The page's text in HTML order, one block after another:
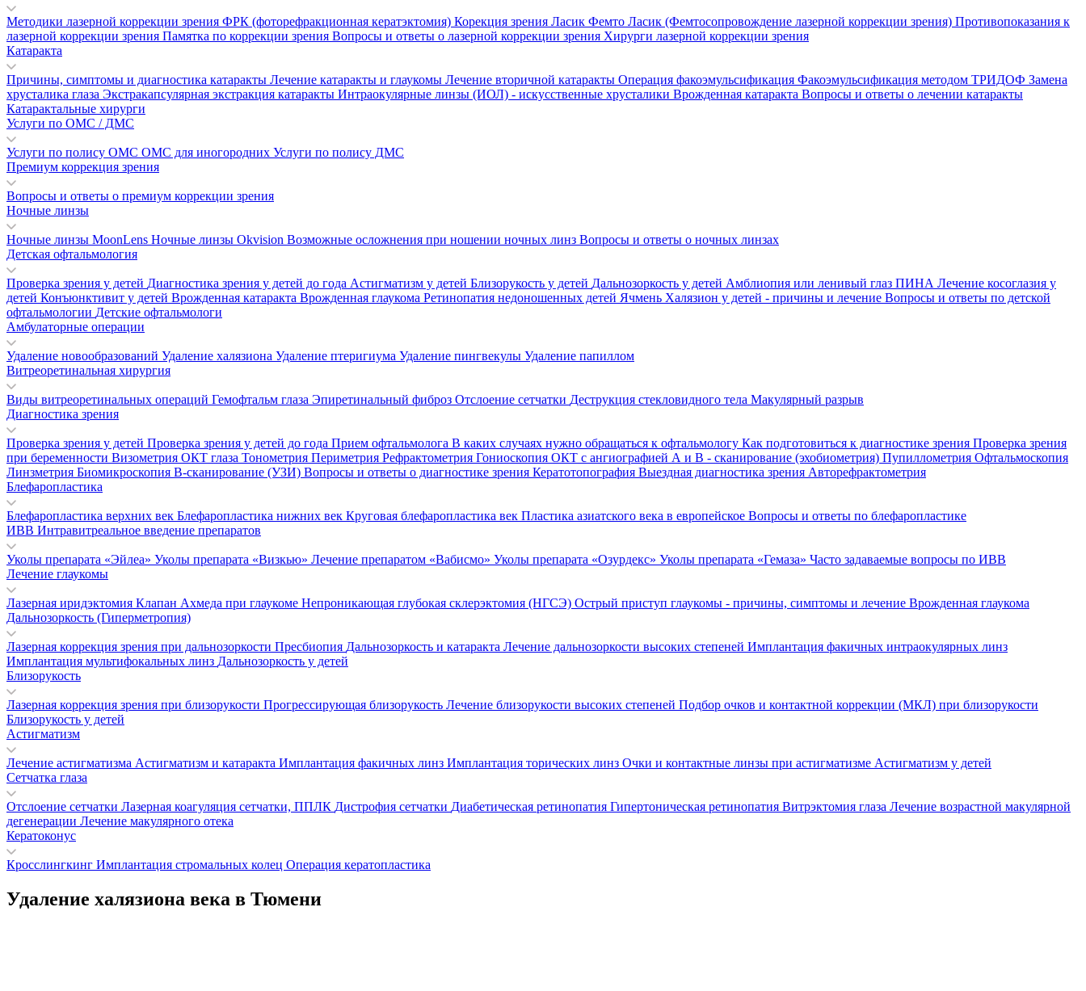
Методики лазерной коррекции зрения ФРК (фоторефракционная кератэктомия) Корекция зрения Ласик Фемто Ласик (Фемтосопровождение лазерной коррекции зрения) Противопоказания к
лазерной коррекции зрения Памятка по коррекции зрения Вопросы и ответы о лазерной коррекции зрения Хирурги лазерной коррекции зрения
Катаракта
Причины, симптомы и диагностика катаракты Лечение катаракты и глаукомы Лечение вторичной катаракты Операция факоэмульсификация Факоэмульсификация методом ТРИДОФ Замена
хрусталика глаза Экстракапсулярная экстракция катаракты Интраокулярные линзы (ИОЛ) - искусственные хрусталики Врожденная катаракта Вопросы и ответы о лечении катаракты
Катарактальные хирурги
Услуги по ОМС / ДМС
Услуги по полису ОМС ОМС для иногородних Услуги по полису ДМС
Премиум коррекция зрения
Вопросы и ответы о премиум коррекции зрения
Ночные линзы
Ночные линзы MoonLens Ночные линзы Okvision Возможные осложнения при ношении ночных линз Вопросы и ответы о ночных линзах
Детская офтальмология
Проверка зрения у детей Диагностика зрения у детей до года Астигматизм у детей Близорукость у детей Дальнозоркость у детей Амблиопия или ленивый глаз ПИНА Лечение косоглазия у
детей Конъюнктивит у детей Врожденная катаракта Врожденная глаукома Ретинопатия недоношенных детей Ячмень Халязион у детей - причины и лечение Вопросы и ответы по детской
офтальмологии Детские офтальмологи
Амбулаторные операции
Удаление новообразований Удаление халязиона Удаление птеригиума Удаление пингвекулы Удаление папиллом
Витреоретинальная хирургия
Виды витреоретинальных операций Гемофтальм глаза Эпиретинальный фиброз Отслоение сетчатки Деструкция стекловидного тела Макулярный разрыв
Диагностика зрения
Проверка зрения у детей Проверка зрения у детей до года Прием офтальмолога В каких случаях нужно обращаться к офтальмологу Как подготовиться к диагностике зрения Проверка зрения
при беременности Визометрия ОКТ глаза Тонометрия Периметрия Рефрактометрия Гониоскопия ОКТ с ангиографией А и В - сканирование (эхобиометрия) Пупиллометрия Офтальмоскопия
Линзметрия Биомикроскопия В-сканирование (УЗИ) Вопросы и ответы о диагностике зрения Кератотопография Выездная диагностика зрения Авторефрактометрия
Блефаропластика
Блефаропластика верхних век Блефаропластика нижних век Круговая блефаропластика век Пластика азиатского века в европейское Вопросы и ответы по блефаропластике
ИВВ Интравитреальное введение препаратов
Уколы препарата «Эйлеа» Уколы препарата «Визкью» Лечение препаратом «Вабисмо» Уколы препарата «Озурдекс» Уколы препарата «Гемаза» Часто задаваемые вопросы по ИВВ
Лечение глаукомы
Лазерная иридэктомия Клапан Ахмеда при глаукоме Непроникающая глубокая склерэктомия (НГСЭ) Острый приступ глаукомы - причины, симптомы и лечение Врожденная глаукома
Дальнозоркость (Гиперметропия)
Лазерная коррекция зрения при дальнозоркости Пресбиопия Дальнозоркость и катаракта Лечение дальнозоркости высоких степеней Имплантация факичных интраокулярных линз
Имплантация мультифокальных линз Дальнозоркость у детей
Близорукость
Лазерная коррекция зрения при близорукости Прогрессирующая близорукость Лечение близорукости высоких степеней Подбор очков и контактной коррекции (МКЛ) при близорукости
Близорукость у детей
Астигматизм
Лечение астигматизма Астигматизм и катаракта Имплантация факичных линз Имплантация торических линз Очки и контактные линзы при астигматизме Астигматизм у детей
Сетчатка глаза
Отслоение сетчатки Лазерная коагуляция сетчатки, ППЛК Дистрофия сетчатки Диабетическая ретинопатия Гипертоническая ретинопатия Витрэктомия глаза Лечение возрастной макулярной
дегенерации Лечение макулярного отека
Кератоконус
Кросслингкинг Имплантация стромальных колец Операция кератопластика
Удаление халязиона века в Тюмени